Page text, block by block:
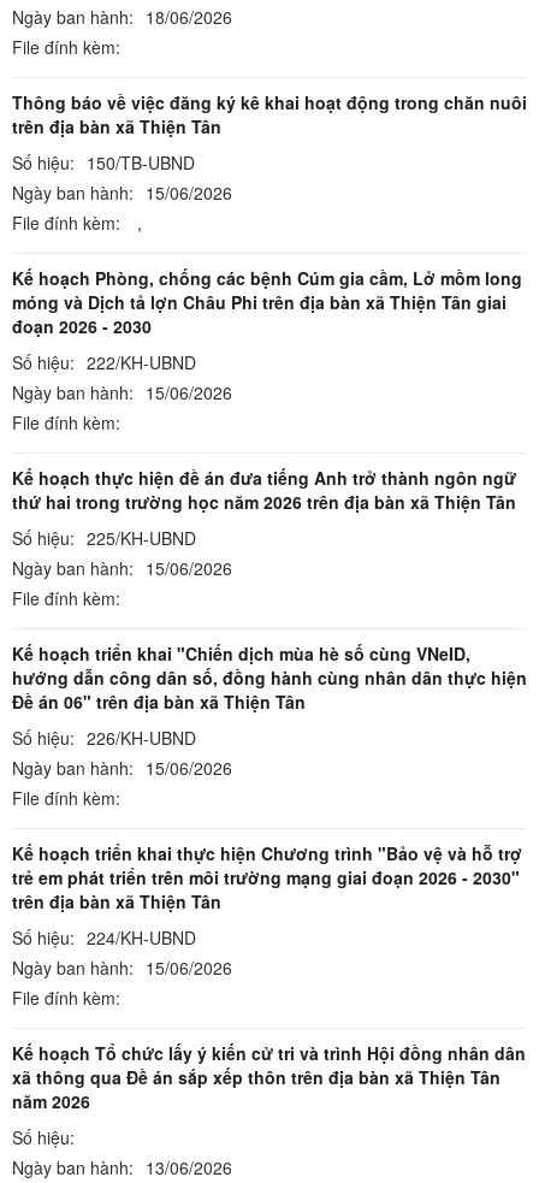
Ngày ban hành: 18/06/2026
File đính kèm:
Thông báo về việc đăng ký kê khai hoạt động trong chăn nuôi
trên địa bàn xã Thiện Tân
Số hiệu: 150/TB-UBND
Ngày ban hành: 15/06/2026
File đính kèm:
,
Kế hoạch Phòng, chống các bệnh Cúm gia cầm, Lở mồm long
móng và Dịch tả lợn Châu Phi trên địa bàn xã Thiện Tân giai
đoạn 2026 - 2030
Số hiệu: 222/KH-UBND
Ngày ban hành: 15/06/2026
File đính kèm:
Kế hoạch thực hiện đề án đưa tiếng Anh trở thành ngôn ngữ
thứ hai trong trường học năm 2026 trên địa bàn xã Thiện Tân
Số hiệu: 225/KH-UBND
Ngày ban hành: 15/06/2026
File đính kèm:
Kế hoạch triển khai "Chiến dịch mùa hè số cùng VNeID,
hướng dẫn công dân số, đồng hành cùng nhân dân thực hiện
Đề án 06" trên địa bàn xã Thiện Tân
Số hiệu: 226/KH-UBND
Ngày ban hành: 15/06/2026
File đính kèm:
Kế hoạch triển khai thực hiện Chương trình "Bảo vệ và hỗ trợ
trẻ em phát triển trên môi trường mạng giai đoạn 2026 - 2030"
trên địa bàn xã Thiện Tân
Số hiệu: 224/KH-UBND
Ngày ban hành: 15/06/2026
File đính kèm:
Kế hoạch Tổ chức lấy ý kiến cử tri và trình Hội đồng nhân dân
xã thông qua Đề án sắp xếp thôn trên địa bàn xã Thiện Tân
năm 2026
Số hiệu:
Ngày ban hành: 13/06/2026